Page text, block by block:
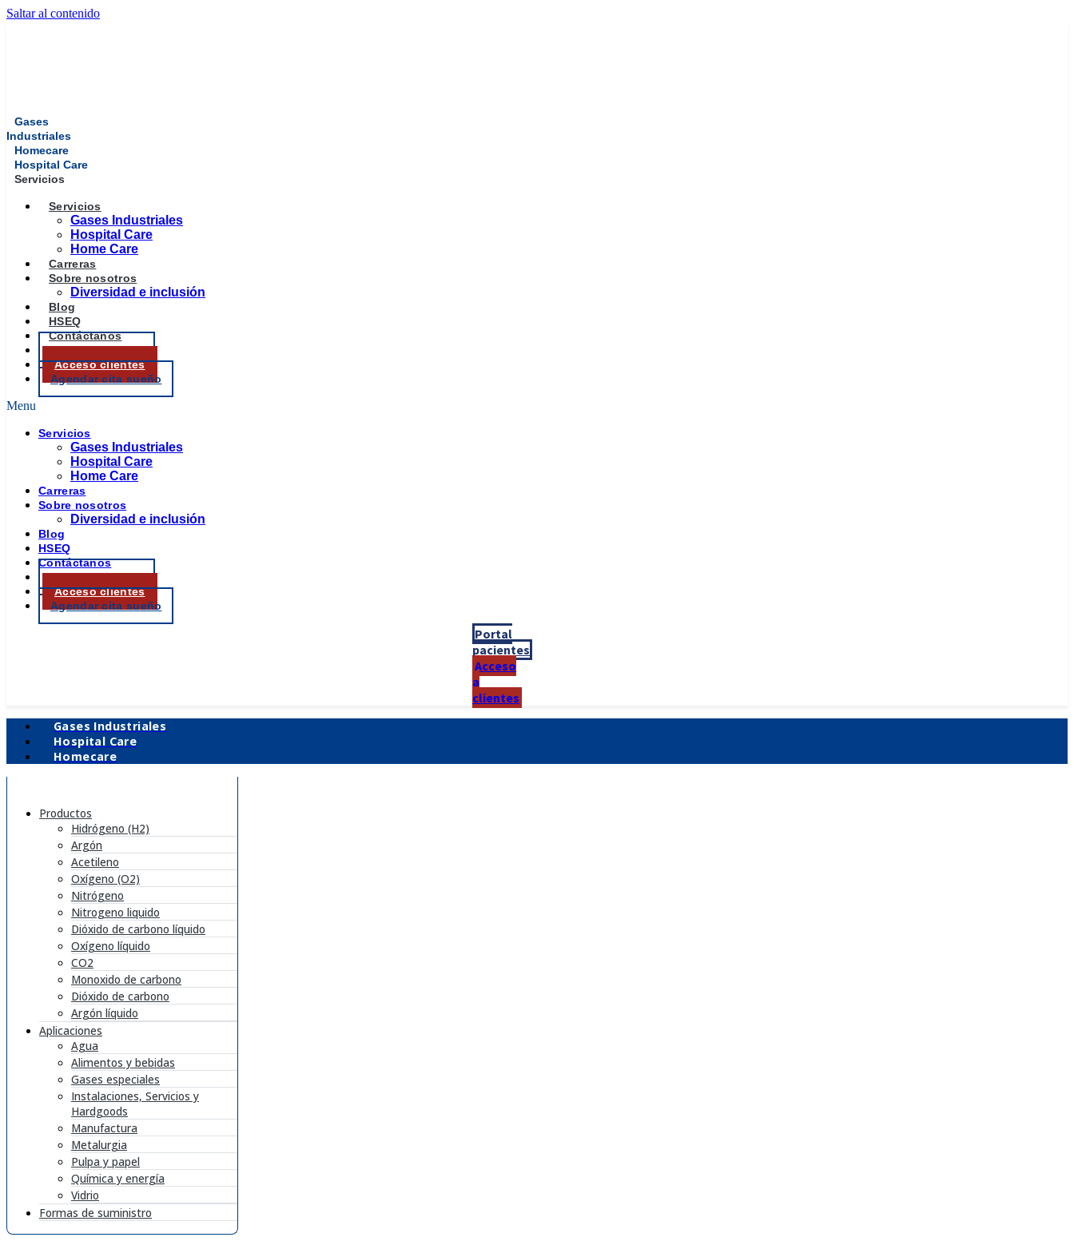
Saltar al contenido
Gases
Industriales
Homecare
Hospital Care
Servicios
Servicios
Gases Industriales
Hospital Care
Home Care
Carreras
Sobre nosotros
Diversidad e inclusión
Blog
HSEQ
Contáctanos
Portal pacientes
Acceso clientes
Agendar cita sueño
Menu
Servicios
Gases Industriales
Hospital Care
Home Care
Carreras
Sobre nosotros
Diversidad e inclusión
Blog
HSEQ
Contáctanos
Portal pacientes
Acceso clientes
Agendar cita sueño
Portal
pacientes
Acceso
a
clientes
Gases Industriales
Hospital Care
Homecare
Productos
Hidrógeno (H2)
Argón
Acetileno
Oxígeno (O2)
Nitrógeno
Nitrogeno liquido
Dióxido de carbono líquido
Oxígeno líquido
CO2
Monoxido de carbono
Dióxido de carbono
Argón líquido
Aplicaciones
Agua
Alimentos y bebidas
Gases especiales
Instalaciones, Servicios y
Hardgoods
Manufactura
Metalurgia
Pulpa y papel
Química y energía
Vidrio
Formas de suministro